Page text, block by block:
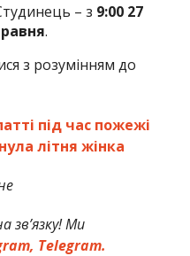
– з 9:00 27
.
з розумінням до
під час пожежі
літня жінка
зв’язку! Ми
Telegram.